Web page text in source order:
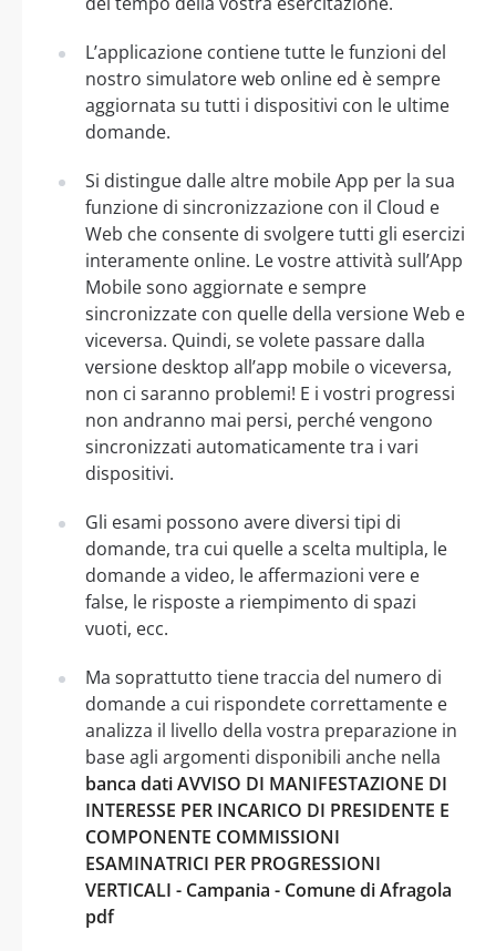
L’applicazione contiene tutte le funzioni del
nostro simulatore web online ed è sempre
aggiornata su tutti i dispositivi con le ultime
domande.
Si distingue dalle altre mobile App per la sua
funzione di sincronizzazione con il Cloud e
Web che consente di svolgere tutti gli esercizi
interamente online. Le vostre attività sull’App
Mobile sono aggiornate e sempre
sincronizzate con quelle della versione Web e
viceversa. Quindi, se volete passare dalla
versione desktop all’app mobile o viceversa,
non ci saranno problemi! E i vostri progressi
non andranno mai persi, perché vengono
sincronizzati automaticamente tra i vari
dispositivi.
Gli esami possono avere diversi tipi di
domande, tra cui quelle a scelta multipla, le
domande a video, le affermazioni vere e
false, le risposte a riempimento di spazi
vuoti, ecc.
Ma soprattutto tiene traccia del numero di
domande a cui rispondete correttamente e
analizza il livello della vostra preparazione in
base agli argomenti disponibili anche nella
banca dati AVVISO DI MANIFESTAZIONE DI
INTERESSE PER INCARICO DI PRESIDENTE E
COMPONENTE COMMISSIONI
ESAMINATRICI PER PROGRESSIONI
VERTICALI - Campania - Comune di Afragola
pdf